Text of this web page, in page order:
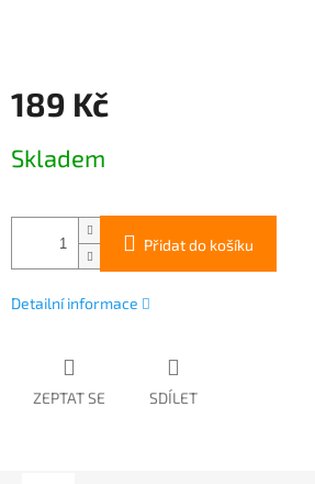
189 Kč
cena:
Skladem
Přidat do košíku
Detailní informace
ZEPTAT SE SDÍLET